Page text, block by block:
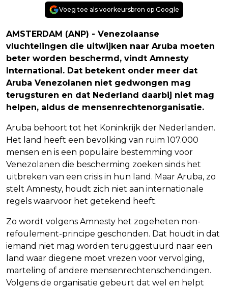
Voeg toe als voorkeursbron op Google
AMSTERDAM (ANP) - Venezolaanse
vluchtelingen die uitwijken naar Aruba moeten
beter worden beschermd, vindt Amnesty
International. Dat betekent onder meer dat
Aruba Venezolanen niet gedwongen mag
terugsturen en dat Nederland daarbij niet mag
helpen, aldus de mensenrechtenorganisatie.
Aruba behoort tot het Koninkrijk der Nederlanden.
Het land heeft een bevolking van ruim 107.000
mensen en is een populaire bestemming voor
Venezolanen die bescherming zoeken sinds het
uitbreken van een crisis in hun land. Maar Aruba, zo
stelt Amnesty, houdt zich niet aan internationale
regels waarvoor het getekend heeft.
Zo wordt volgens Amnesty het zogeheten non-
refoulement-principe geschonden. Dat houdt in dat
iemand niet mag worden teruggestuurd naar een
land waar diegene moet vrezen voor vervolging,
marteling of andere mensenrechtenschendingen.
Volgens de organisatie gebeurt dat wel en helpt